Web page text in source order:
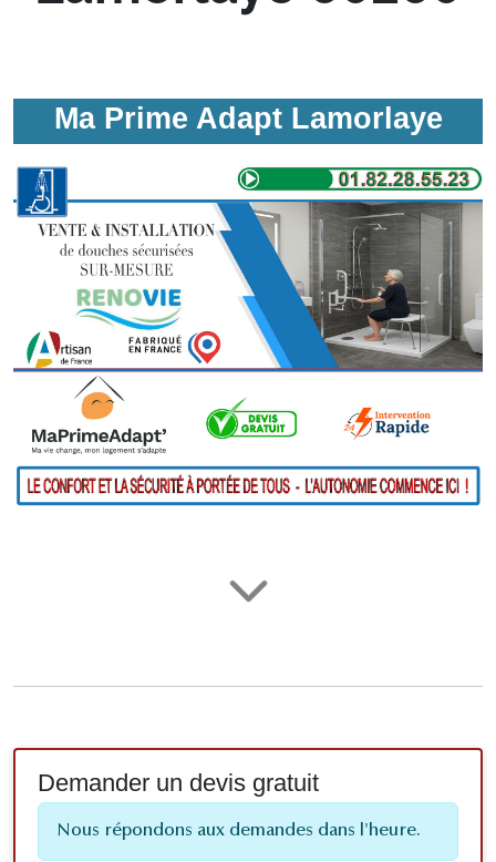
Ma Prime Adapt Lamorlaye
Demander un devis gratuit
Nous répondons aux demandes dans l'heure.